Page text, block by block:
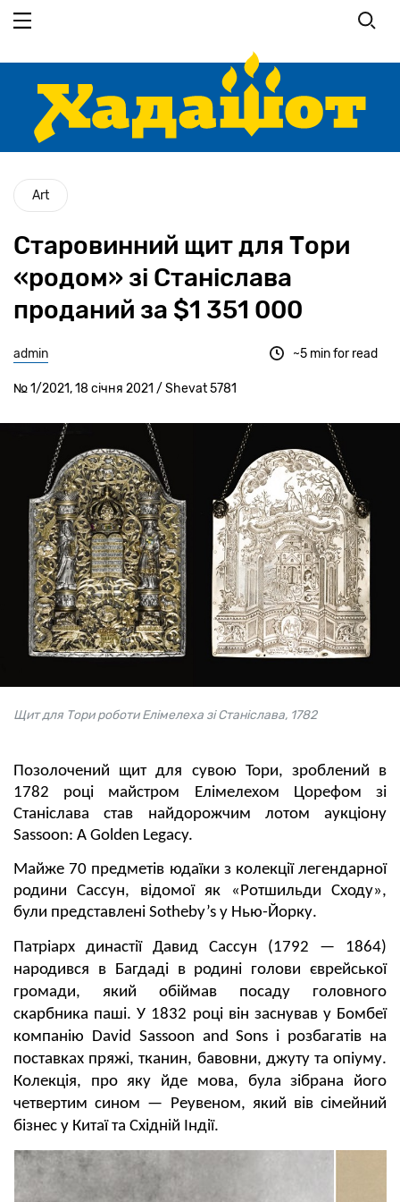
основного
Art
Старовинний щит для Тори
«родом» зі Станіслава
проданий за $1 351 000
admin
№ 1/2021, 18 січня 2021 / Shevat 5781
~5 min for read
Щит для Тори роботи Елімелеха зі Станіслава, 1782
Позолочений щит для сувою Тори, зроблений в
1782 році майстром Елімелехом Цорефом зі
Станіслава став найдорожчим лотом аукціону
Sassoon: A Golden Legacy.
Майже 70 предметів юдаїки з колекції легендарної
родини Сассун, відомої як «Ротшильди Сходу»,
були представлені Sotheby’s у Нью-Йорку.
Патріарх династії Давид Сассун (1792 — 1864)
народився в Багдаді в родині голови єврейської
громади, який обіймав посаду головного
скарбника паші. У 1832 році він заснував у Бомбеї
компанію David Sassoon and Sons і розбагатів на
поставках пряжі, тканин, бавовни, джуту та опіуму.
Колекція, про яку йде мова, була зібрана його
четвертим сином — Реувеном, який вів сімейний
бізнес у Китаї та Східній Індії.